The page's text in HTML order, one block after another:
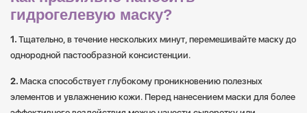
гидрогелевую маску?
Тщательно, в течение нескольких минут, перемешивайте маску до
однородной пастообразной консистенции.
Маска способствует глубокому проникновению полезных
элементов и увлажнению кожи. Перед нанесением маски для более